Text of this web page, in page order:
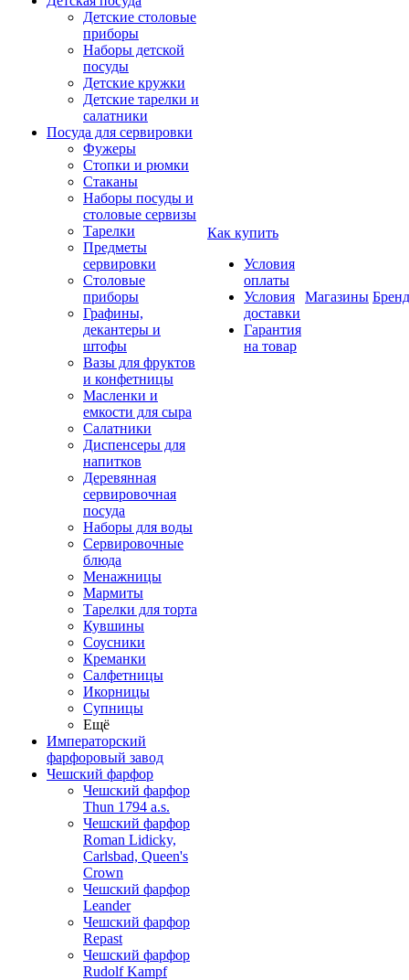
Детские столовые
приборы
Наборы детской
посуды
Детские кружки
Детские тарелки и
салатники
Посуда для сервировки
Фужеры
Стопки и рюмки
Стаканы
Наборы посуды и
столовые сервизы
Тарелки
Предметы
сервировки
Столовые
приборы
Графины,
декантеры и
штофы
Вазы для фруктов
и конфетницы
Масленки и
емкости для сыра
Салатники
Диспенсеры для
напитков
Деревянная
сервировочная
посуда
Наборы для воды
Сервировочные
блюда
Менажницы
Мармиты
Тарелки для торта
Кувшины
Соусники
Креманки
Салфетницы
Икорницы
Супницы
Ещё
Императорский
фарфоровый завод
Чешский фарфор
Чешский фарфор
Thun 1794 a.s.
Чешский фарфор
Roman Lidicky,
Carlsbad, Queen's
Crown
Чешский фарфор
Leander
Чешский фарфор
Repast
Чешский фарфор
Rudolf Kampf
Как купить
Условия
оплаты
Условия
доставки
Гарантия
на товар
Магазины